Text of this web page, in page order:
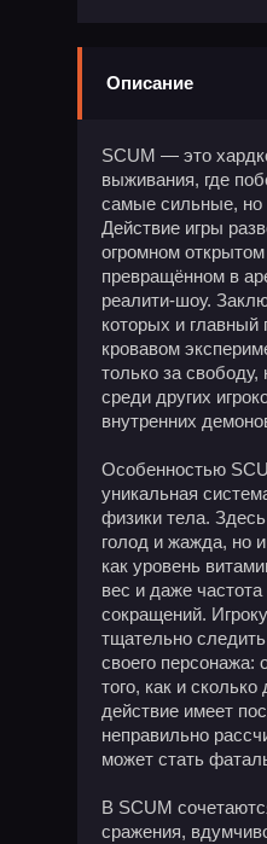
Описание
SCUM — это
выживания, где
самые сильные,
Действие игры
огромном открытом
превращённом в
реалити-шоу.
которых и главный
кровавом
только за
среди других
внутренних
Особенностью
уникальная
физики тела.
голод и жажда, но
как уровень
вес и даже
сокращений.
тщательно
своего персонажа:
того, как и
действие имеет
неправильно
может стать
В SCUM
сражения,